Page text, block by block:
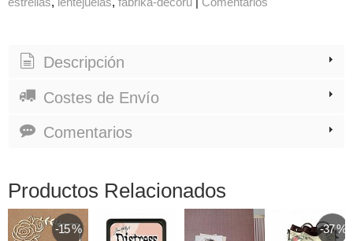
Descripción
Costes de Envío
Comentarios
Productos Relacionados
-15 % -37 %